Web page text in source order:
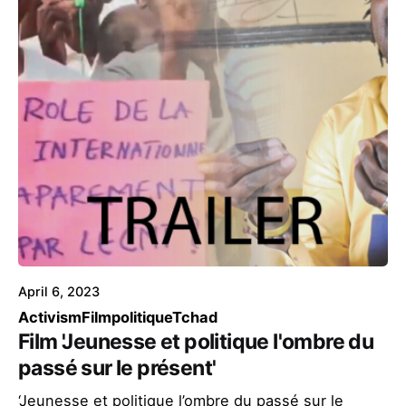
April 6, 2023
ActivismFilmpolitiqueTchad
Film 'Jeunesse et politique l'ombre du
passé sur le présent'
‘Jeunesse et politique l’ombre du passé sur le